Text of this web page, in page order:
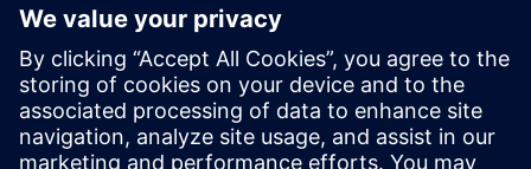
SITRANS FM MAG 3100
This rugged, fully welded electromagnetic flow
sensor delivers precise measurements for demanding
chemical, mining and process industries.